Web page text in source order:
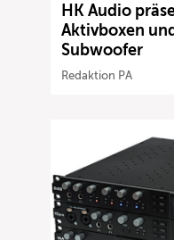
HK Audio
Aktivboxen
Subwoofer
Redaktion PA